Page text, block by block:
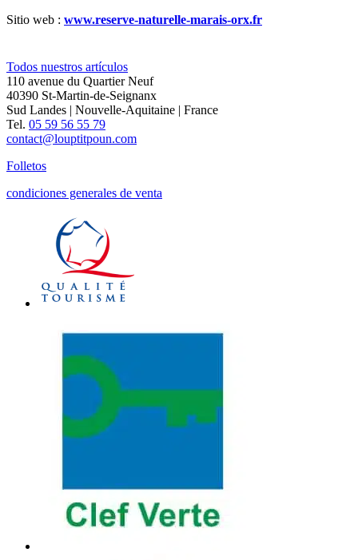
Sitio web : www.reserve-naturelle-marais-orx.fr
Todos nuestros artículos
110 avenue du Quartier Neuf
40390 St-Martin-de-Seignanx
Sud Landes | Nouvelle-Aquitaine | France
Tel. 05 59 56 55 79
contact@louptitpoun.com
Folletos
condiciones generales de venta